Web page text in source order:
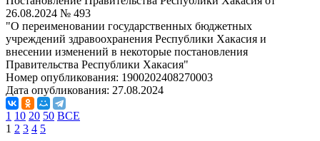
26.08.2024 № 493
"О переименовании государственных бюджетных
учреждений здравоохранения Республики Хакасия и
внесении изменений в некоторые постановления
Правительства Республики Хакасия"
Номер опубликования: 1900202408270003
Дата опубликования: 27.08.2024
1 10 20 50 ВСЕ
1 2 3 4 5